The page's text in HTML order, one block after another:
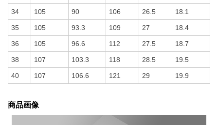
34 105 90 106 26.5 18.1
35 105 93.3 109 27 18.4
36 105 96.6 112 27.5 18.7
38 107 103.3 118 28.5 19.5
40 107 106.6 121 29 19.9
商品画像